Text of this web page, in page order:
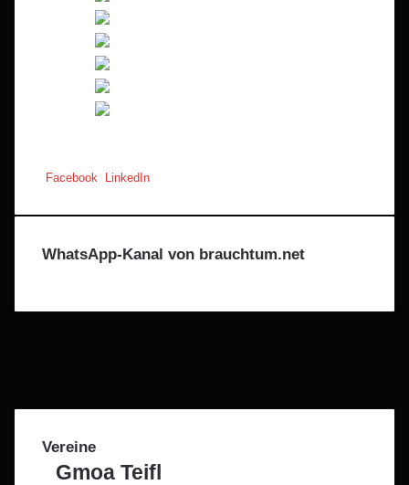
Facebook LinkedIn
E-
WhatsApp-Kanal von brauchtum.net
Vereine
Gmoa Teifl